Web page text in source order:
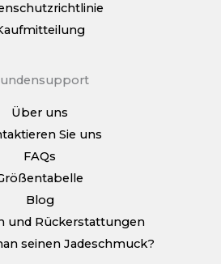
Über uns
Sie uns
FAQs
Blog
und Rückerstattungen
seinen Jadeschmuck?